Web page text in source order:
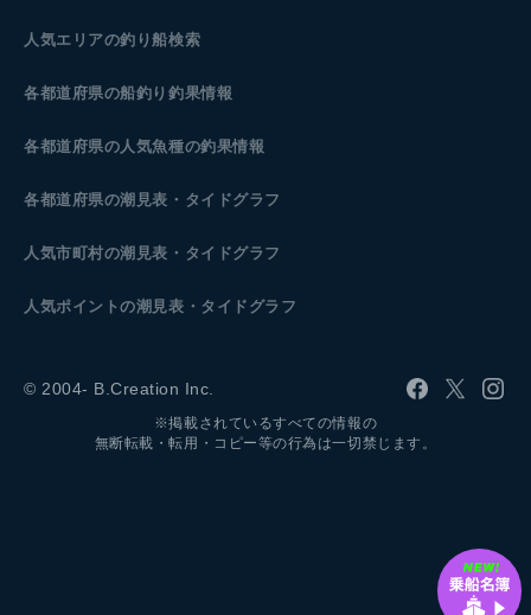
人気エリアの釣り船検索
各都道府県の船釣り釣果情報
各都道府県の人気魚種の釣果情報
各都道府県の潮見表 ・タイドグラフ
人気市町村の潮見表・タイドグラフ
人気ポイントの潮見表・タイドグラフ
© 2004- B.Creation Inc.
※掲載されているすべての情報の
無断転載・転用・コピー等の行為は一切禁じます。